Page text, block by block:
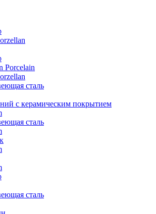
Porcelain
сталь
с керамическим покрытием
сталь
сталь